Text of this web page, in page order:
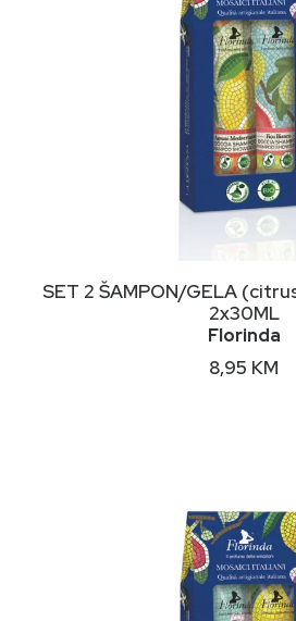
DODAJ U KORPU
SET 2 ŠAMPON/GELA
2x30ML
Florinda
8,95 KM